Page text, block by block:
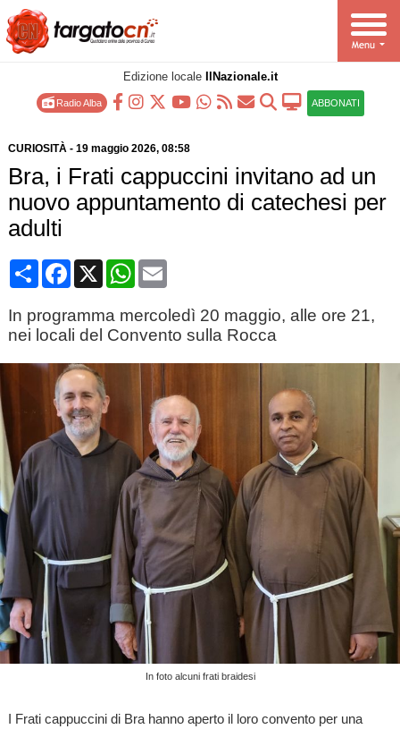
Edizione locale IlNazionale.it
Radio Alba ABBONATI
CURIOSITÀ- 19 maggio 2026, 08:58
Bra, i Frati cappuccini invitano ad un
nuovo appuntamento di catechesi per
adulti
CondividiFacebook
X WhatsApp
Email
In programma mercoledì 20 maggio, alle ore 21,
nei locali del Convento sulla Rocca
In foto alcuni frati braidesi
I Frati cappuccini di Bra hanno aperto il loro convento per una